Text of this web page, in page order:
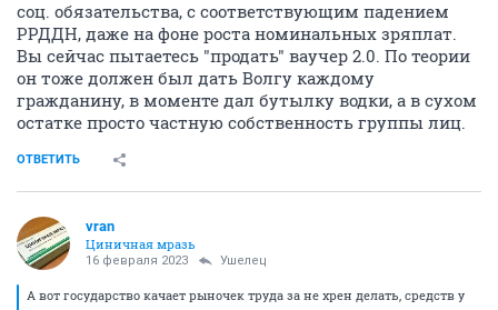
соц. обязательства, с соответствующим падением
РРДДН, даже на фоне роста номинальных зряплат.
Вы сейчас пытаетесь "продать" ваучер 2.0. По теории
он тоже должен был дать Волгу каждому
гражданину, в моменте дал бутылку водки, а в сухом
остатке просто частную собственность группы лиц.
ОТВЕТИТЬ
vran
Циничная мразь
16 февраля 2023 Ушелец
А вот государство качает рыночек труда за не хрен делать, средств у